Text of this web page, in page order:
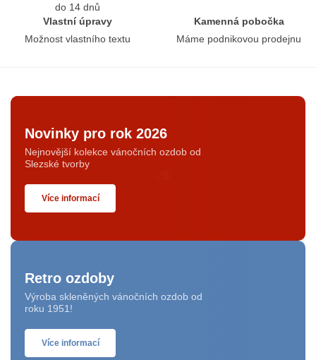
do 14 dnů
Vlastní úpravy
Možnost vlastního textu
Kamenná pobočka
Máme podnikovou prodejnu
Novinky pro rok 2026
Nejnovější kolekce vánočních ozdob od
Slezské tvorby
Více informací
Retro ozdoby
Výroba skleněných vánočních ozdob od
roku 1951!
Více informací